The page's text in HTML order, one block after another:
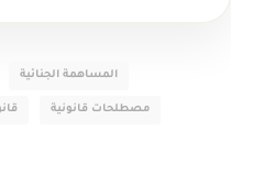
المساهمة الجنائية
مصطلحات قانونية